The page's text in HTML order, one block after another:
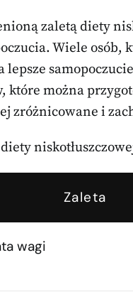
zaletą diety
Wiele osób,
lepsze
które można
zróżnicowane i
Zaleta
wagi